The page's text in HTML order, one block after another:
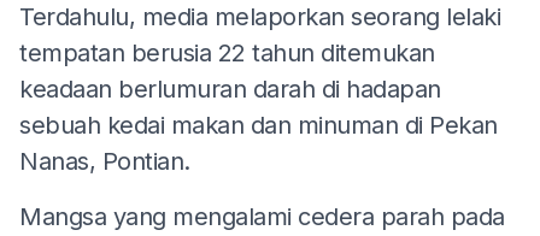
Terdahulu, media melaporkan seorang lelaki
tempatan berusia 22 tahun ditemukan
keadaan berlumuran darah di hadapan
sebuah kedai makan dan minuman di Pekan
Nanas, Pontian.
Mangsa yang mengalami cedera parah pada